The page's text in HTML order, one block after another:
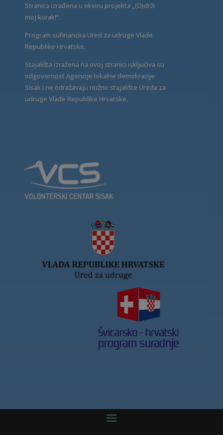
Stranica izrađena u okviru projekta „(O)drži
moj korak!“.
Program sufinancira Ured za udruge Vlade
Republike Hrvatske.
Stajališta izražena na ovoj stranici isključiva su
odgovornost Agencije lokalne demokracije
Sisak i ne odražavaju nužno stajalište Ureda za
udruge Vlade Republike Hrvatske.